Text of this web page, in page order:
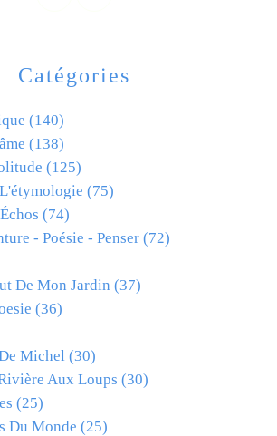
Catégories
(140)
(138)
(125)
(75)
(74)
- Poésie - Penser (72)
De Mon Jardin (37)
(36)
Michel (30)
Aux Loups (30)
(25)
Du Monde (25)